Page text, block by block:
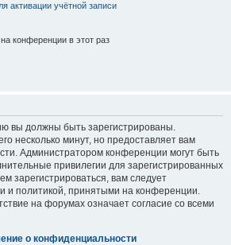
активации учётной записи
конференции в этот раз
вы должны быть зарегистрированы.
несколько минут, но предоставляет вам
Администратором конференции могут быть
привилегии для зарегистрированных
зарегистрироваться, вам следует
и политикой, принятыми на конференции.
на форумах означает согласие со всеми
о конфиденциальности